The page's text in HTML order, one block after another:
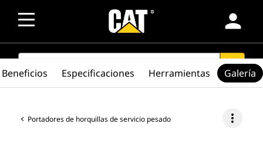
person
SEARCH search
Portadores de horquillas de servicio pesado more_vert
Beneficios Especificaciones Herramientas Galería